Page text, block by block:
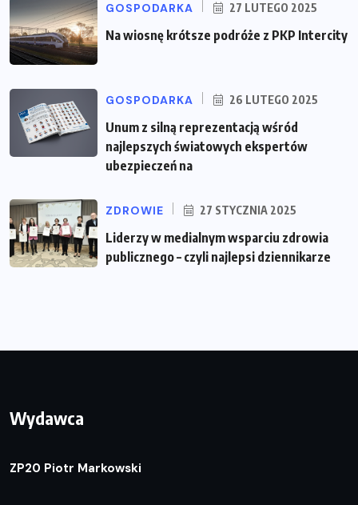
GOSPODARKA 27 LUTEGO 2025
Na wiosnę krótsze podróże z PKP Intercity
GOSPODARKA 26 LUTEGO 2025
Unum z silną reprezentacją wśród
najlepszych światowych ekspertów
ubezpieczeń na
ZDROWIE 27 STYCZNIA 2025
Liderzy w medialnym wsparciu zdrowia
publicznego – czyli najlepsi dziennikarze
Wydawca
ZP20 Piotr Markowski